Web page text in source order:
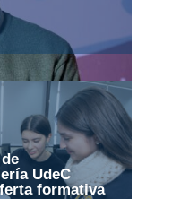
UdeC
formativa